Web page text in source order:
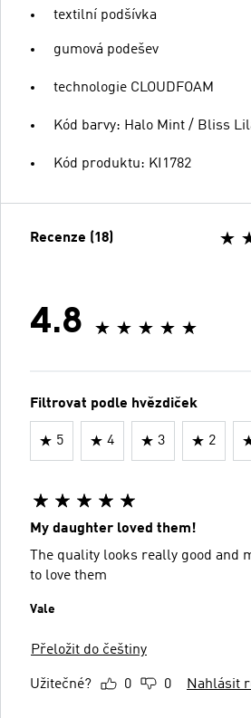
textilní podšívka
gumová podešev
technologie CLOUDFOAM
Kód barvy: Halo Mint / Bliss
Kód produktu: KI1782
Recenze (18)
4.8
Filtrovat podle hvězdiček
5 4 3 2
My daughter loved them!
The quality looks really good and
to love them
Vale
Přeložit do češtiny
Užitečné? 0 0 Nahlásit